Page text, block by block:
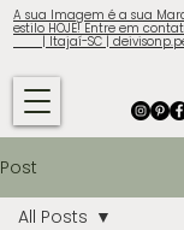
A sua Imagem é a sua
estilo HOJE! Entre em
| Itajaí-SC |
Post
All Posts